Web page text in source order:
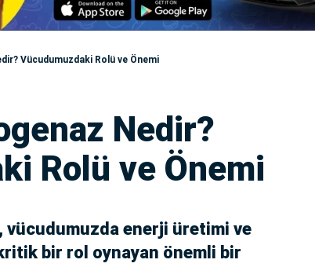
Vücudumuzdaki Rolü ve Önemi
Nedir?
Rolü ve Önemi
vücudumuzda enerji üretimi ve
bir rol oynayan önemli bir